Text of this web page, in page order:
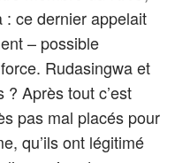
: ce dernier appelait
– possible
Rudasingwa et
Après tout c’est
pas mal placés pour
qu’ils ont légitimé